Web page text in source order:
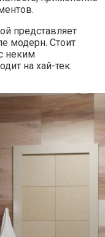
представляет
модерн. Стоит
неким
на хай-тек.